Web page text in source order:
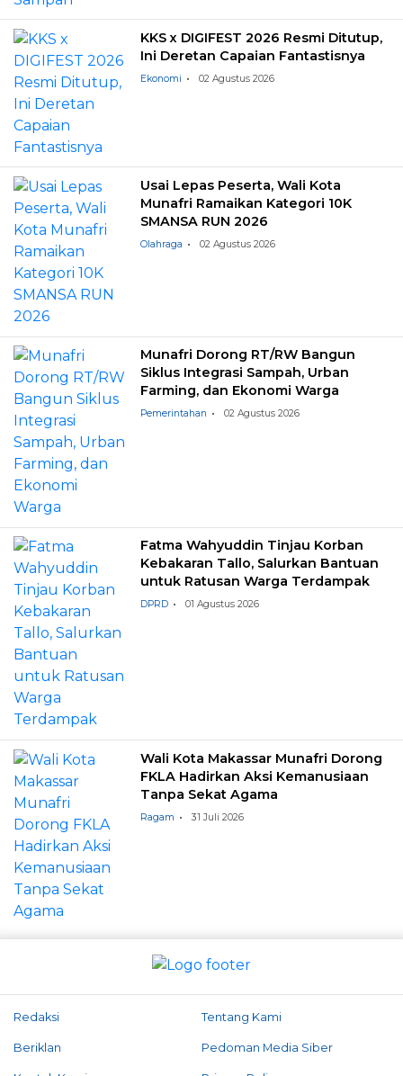
KKS x DIGIFEST 2026 Resmi Ditutup,
Ini Deretan Capaian Fantastisnya
Ekonomi 02 Agustus 2026
Usai Lepas Peserta, Wali Kota
Munafri Ramaikan Kategori 10K
SMANSA RUN 2026
Olahraga 02 Agustus 2026
Munafri Dorong RT/RW Bangun
Siklus Integrasi Sampah, Urban
Farming, dan Ekonomi Warga
Pemerintahan 02 Agustus 2026
Fatma Wahyuddin Tinjau Korban
Kebakaran Tallo, Salurkan Bantuan
untuk Ratusan Warga Terdampak
DPRD 01 Agustus 2026
Wali Kota Makassar Munafri Dorong
FKLA Hadirkan Aksi Kemanusiaan
Tanpa Sekat Agama
Ragam 31 Juli 2026
Redaksi Tentang Kami
Beriklan Pedoman Media Siber